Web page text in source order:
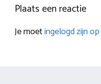
Plaats een reactie
Je moetingelogd zijn op